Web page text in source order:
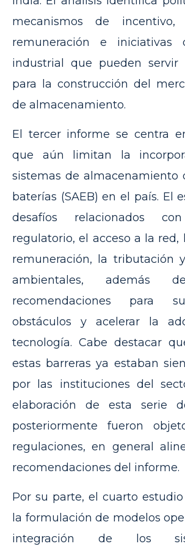
mecanismos de
remuneración e iniciativas
industrial que pueden servir
para la construcción del
de almacenamiento.
El tercer informe se centra
que aún limitan la
sistemas de almacenamiento
baterías (SAEB) en el país. El
desafíos relacionados
regulatorio, el acceso a la red,
remuneración, la tributación
ambientales, además
recomendaciones para
obstáculos y acelerar la
tecnología. Cabe destacar
estas barreras ya estaban
por las instituciones del
elaboración de esta serie
posteriormente fueron
regulaciones, en general
recomendaciones del informe.
Por su parte, el cuarto
la formulación de modelos
integración de los